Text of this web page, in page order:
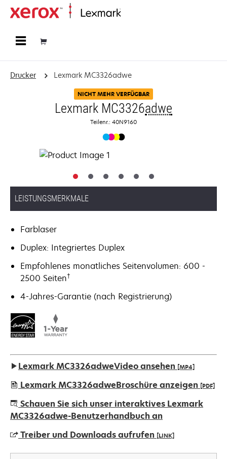
Drucker Lexmark MC3326adwe
NICHT MEHR VERFÜGBAR
Lexmark MC3326adwe
Teilenr.: 40N9160
LEISTUNGSMERKMALE
Farblaser
Duplex: Integriertes Duplex
Empfohlenes monatliches Seitenvolumen: 600 -
2500 Seiten†
4-Jahres-Garantie (nach Registrierung)
Lexmark MC3326adweVideo ansehen [MP4]
Lexmark MC3326adweBroschüre anzeigen [PDF]
wird
in
neuen
Registerkarte
Schauen Sie sich unser interaktives Lexmark
MC3326adwe-Benutzerhandbuch an
Treiber und Downloads aufrufen [LINK]
wird